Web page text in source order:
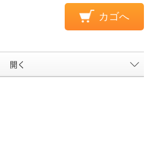
カゴへ
開く